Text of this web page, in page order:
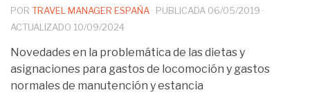
POR TRAVEL MANAGER ESPAÑA · PUBLICADA 06/05/2019 ·
ACTUALIZADO 10/09/2024
Novedades en la problemática de las dietas y
asignaciones para gastos de locomoción y gastos
normales de manutención y estancia